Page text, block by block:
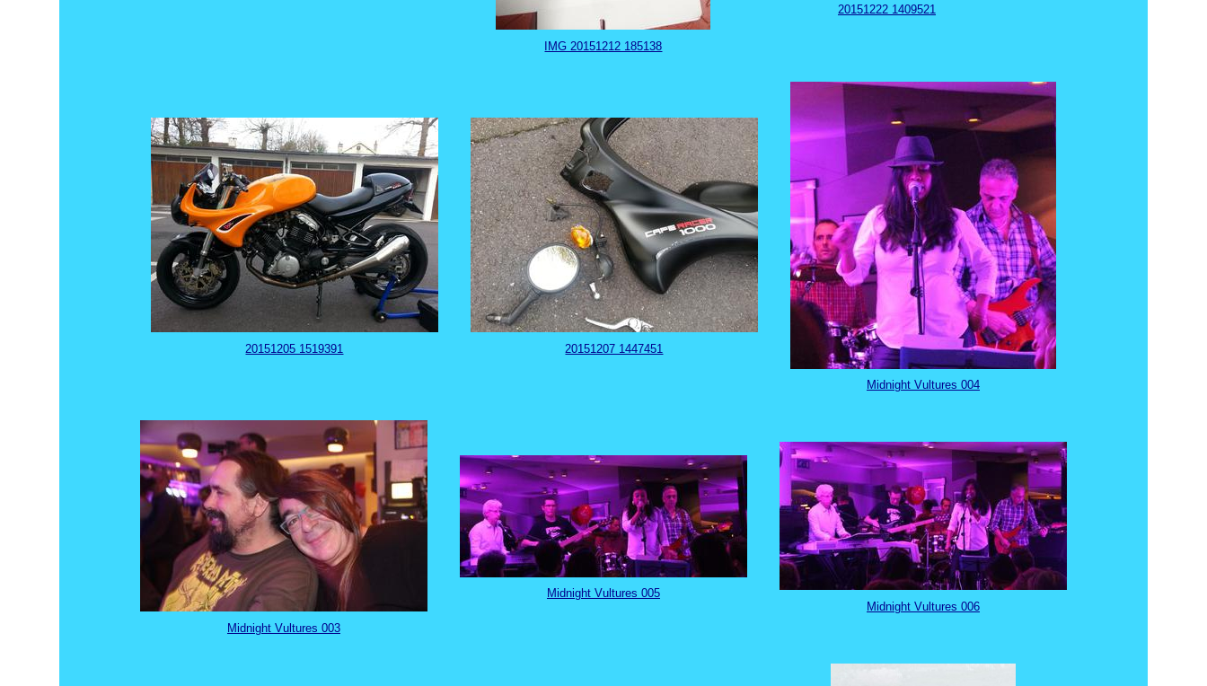
IMG 20151212 185138
20151222 1409521
20151205 1519391 20151207 1447451
Midnight Vultures 004
Midnight Vultures 003
Midnight Vultures 005
Midnight Vultures 006